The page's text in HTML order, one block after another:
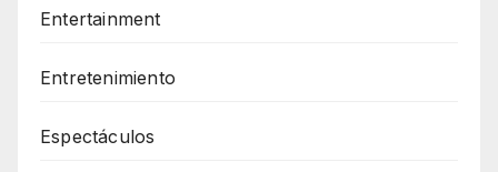
Entertainment
Entretenimiento
Espectáculos